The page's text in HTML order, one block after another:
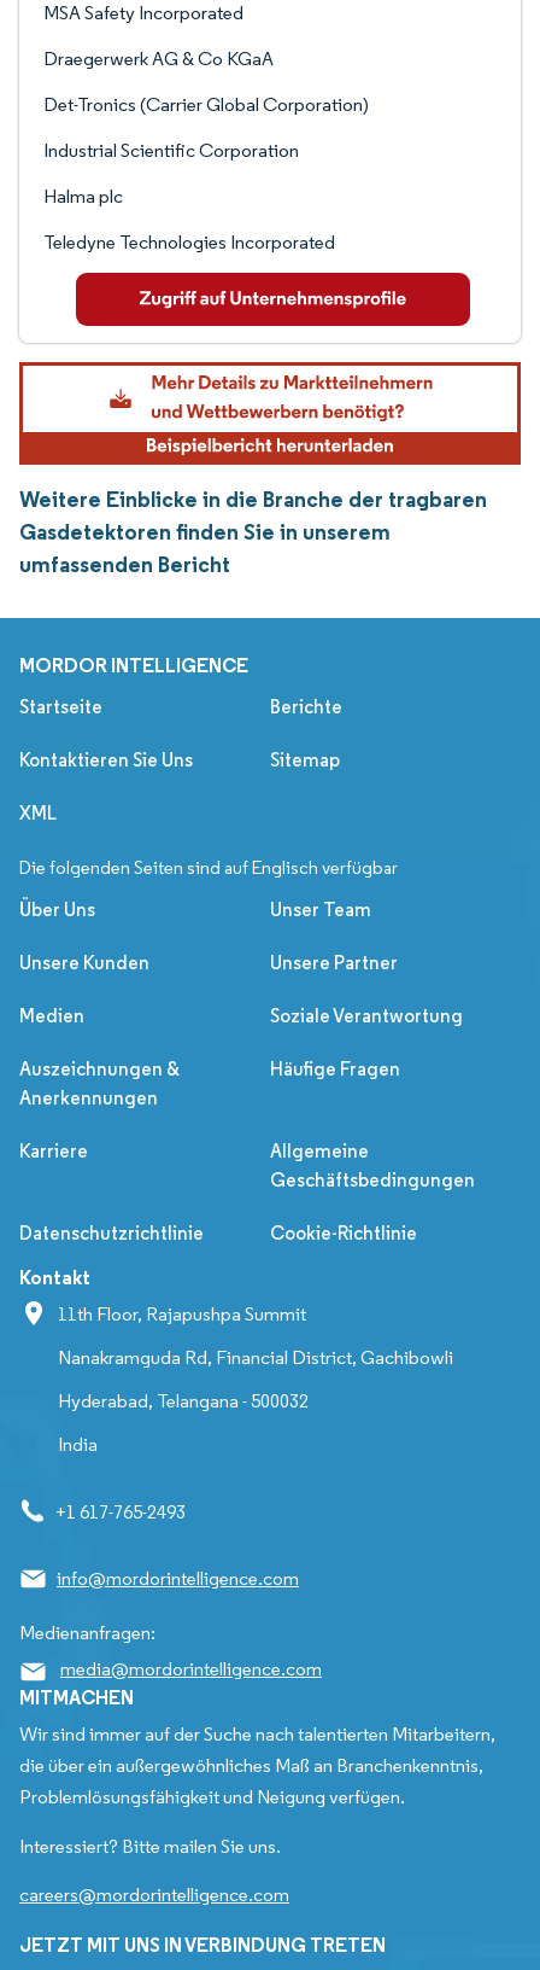
MSA Safety Incorporated
Draegerwerk AG & Co KGaA
Det-Tronics (Carrier Global Corporation)
Industrial Scientific Corporation
Halma plc
Teledyne Technologies Incorporated
Weitere Einblicke in die Branche der tragbaren
Gasdetektoren finden Sie in unserem
umfassenden Bericht
MORDOR INTELLIGENCE
Startseite Berichte
Kontaktieren Sie Uns Sitemap
XML
Die folgenden Seiten sind auf Englisch verfügbar
Über Uns Unser Team
Unsere Kunden Unsere Partner
Medien Soziale Verantwortung
Auszeichnungen &
Anerkennungen
Häufige Fragen
Karriere
Allgemeine
Geschäftsbedingungen
Datenschutzrichtlinie Cookie-Richtlinie
Kontakt
11th Floor, Rajapushpa Summit
Nanakramguda Rd, Financial District, Gachibowli
Hyderabad, Telangana - 500032
India
+1 617-765-2493
info@mordorintelligence.com
Medienanfragen:
media@mordorintelligence.com
MITMACHEN
Wir sind immer auf der Suche nach talentierten Mitarbeitern,
die über ein außergewöhnliches Maß an Branchenkenntnis,
Problemlösungsfähigkeit und Neigung verfügen.
Interessiert? Bitte mailen Sie uns.
careers@mordorintelligence.com
JETZT MIT UNS IN VERBINDUNG TRETEN